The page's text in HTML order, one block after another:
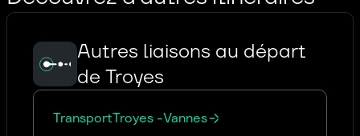
Autres liaisons au départ
de Troyes
TransportTroyes -Vannes